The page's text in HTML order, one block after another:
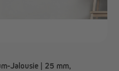
Jalousie | 25 mm,